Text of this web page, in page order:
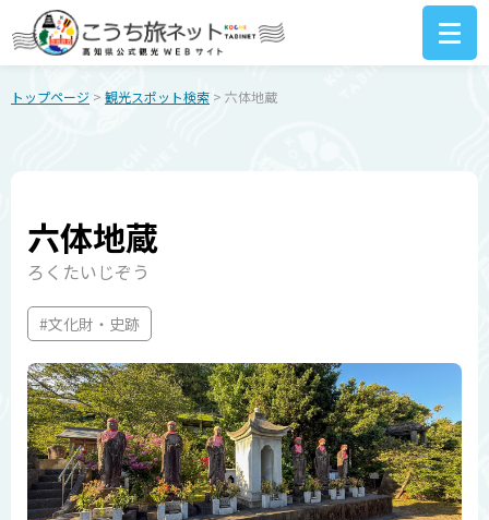
トップページ > 観光スポット検索 > 六体地蔵
六体地蔵
ろくたいじぞう
#文化財・史跡